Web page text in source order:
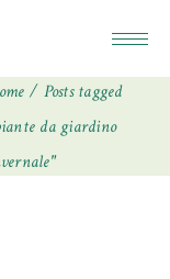
Posts tagged
da giardino